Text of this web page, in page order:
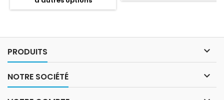
garçons au chaud, au sec et
à l'aise pendant leurs
sa coupe normale et son
look robuste, cette veste est
PRODUITS 
NOTRE SOCIÉTÉ 